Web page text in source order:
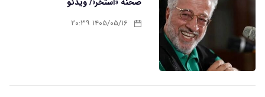
۱۴۰۵/۰۵/۱۶ ۲۰:۳۹